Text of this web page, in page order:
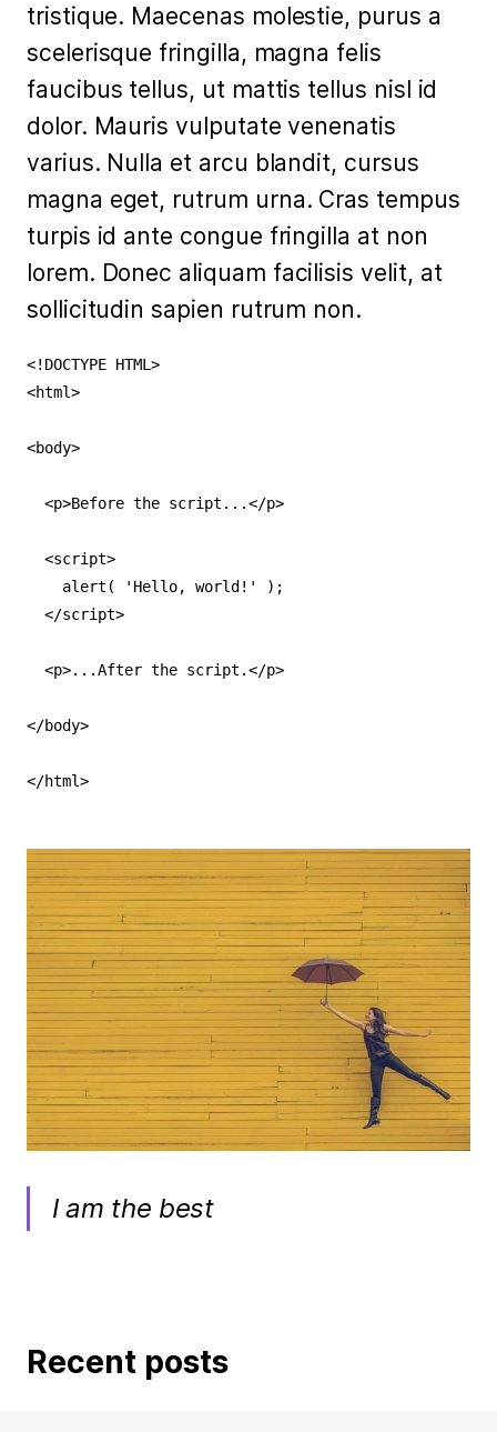
tristique. Maecenas molestie, purus a
scelerisque fringilla, magna felis
faucibus tellus, ut mattis tellus nisl id
dolor. Mauris vulputate venenatis
varius. Nulla et arcu blandit, cursus
magna eget, rutrum urna. Cras tempus
turpis id ante congue fringilla at non
lorem. Donec aliquam facilisis velit, at
sollicitudin sapien rutrum non.
<!DOCTYPE HTML>
<html>
<body>
  <p>Before the script...</p>
  <script>
    alert( 'Hello, world!' );
  </script>
  <p>...After the script.</p>
</body>
</html>
I am the best
Recent posts